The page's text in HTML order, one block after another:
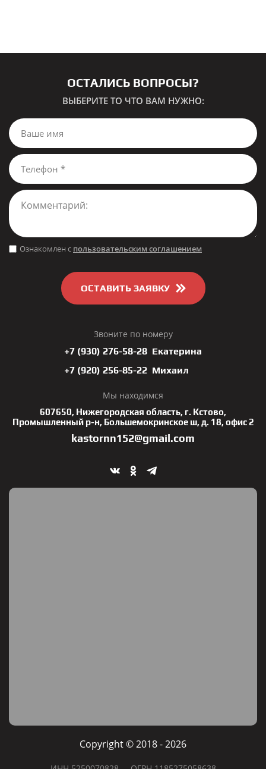
ОСТАЛИСЬ ВОПРОСЫ?
ВЫБЕРИТЕ ТО ЧТО ВАМ НУЖНО:
Ознакомлен с пользовательским соглашением
ОСТАВИТЬ ЗАЯВКУ
Звоните по номеру
+7 (930) 276-58-28 Екатерина
+7 (920) 256-85-22 Михаил
Мы находимся
607650, Нижегородская область, г. Кстово,
Промышленный р-н, Большемокринское ш, д. 18, офис 2
kastornn152@gmail.com
Copyright © 2018 - 2026